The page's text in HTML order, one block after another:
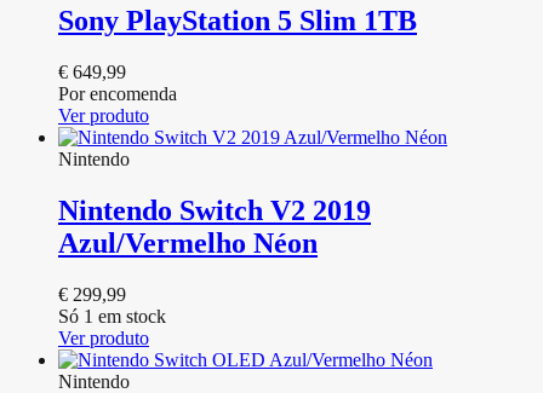
Sony PlayStation 5 Slim 1TB
€ 649,99
Por encomenda
Ver produto
Nintendo
Nintendo Switch V2 2019
Azul/Vermelho Néon
€ 299,99
Só 1 em stock
Ver produto
Nintendo